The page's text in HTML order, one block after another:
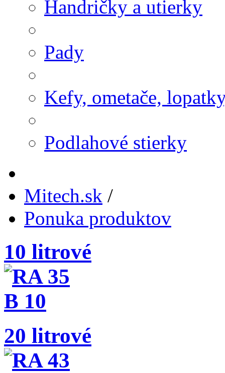
Handričky a utierky
Pady
Kefy, ometače,
Podlahové stierky
Mitech.sk /
Ponuka produktov
10 litrové
20 litrové